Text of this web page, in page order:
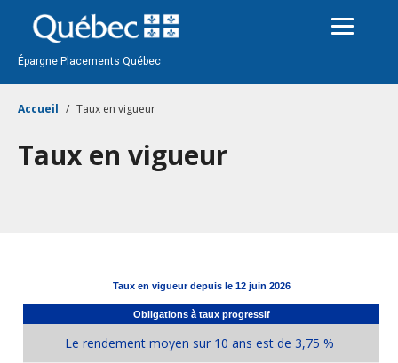
au
contenu
Épargne Placements Québec
Accueil Taux en vigueur
Taux en vigueur
Taux en vigueur depuis le 12 juin 2026
Obligations à taux progressif
Le rendement moyen sur 10 ans est de 3,75 %